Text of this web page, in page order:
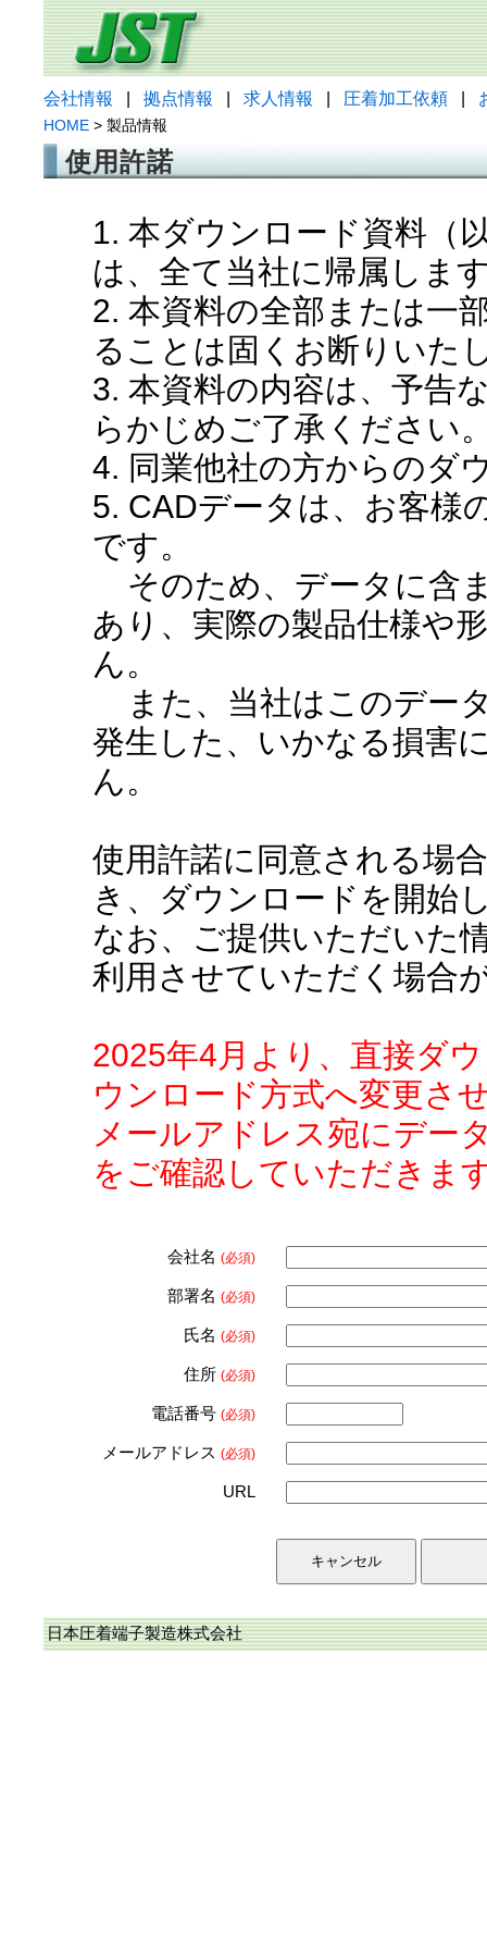
会社情報 拠点情報 求人情報 圧着加工依頼
HOME > 製品情報
使用許諾
1. 本ダウンロード資料（
は、全て当社に帰属しま
2. 本資料の全部または一
ることは固くお断りいた
3. 本資料の内容は、予告
らかじめご了承ください
4. 同業他社の方からのダ
5. CADデータは、お客様
です。
そのため、データに含
あり、実際の製品仕様や
ん。
また、当社はこのデー
発生した、いかなる損害
ん。
使用許諾に同意される場
き、ダウンロードを開始
なお、ご提供いただいた
利用させていただく場合
2025年4月より、直接ダ
ウンロード方式へ変更さ
メールアドレス宛にデー
をご確認していただきま
会社名 (必須)
部署名 (必須)
氏名 (必須)
住所 (必須)
電話番号 (必須)
メールアドレス (必須)
URL
日本圧着端子製造株式会社